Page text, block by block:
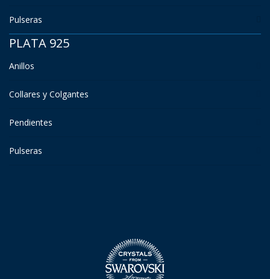
Pulseras
PLATA 925
Anillos
Collares y Colgantes
Pendientes
Pulseras